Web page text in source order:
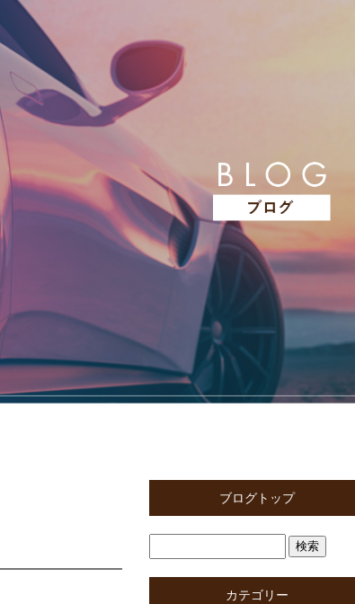
ブログトップ
カテゴリー